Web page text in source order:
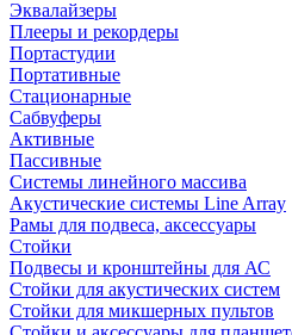
Эквалайзеры
Плееры и рекордеры
Портастудии
Портативные
Стационарные
Сабвуферы
Активные
Пассивные
Системы линейного массива
Акустические системы Line Array
Рамы для подвеса, аксессуары
Стойки
Подвесы и кронштейны для АС
Стойки для акустических систем
Стойки для микшерных пультов